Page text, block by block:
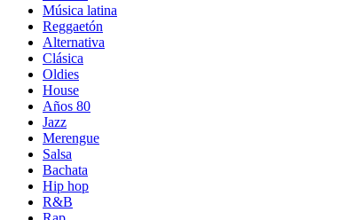
Música latina
Reggaetón
Alternativa
Clásica
Oldies
House
Años 80
Jazz
Merengue
Salsa
Bachata
Hip hop
R&B